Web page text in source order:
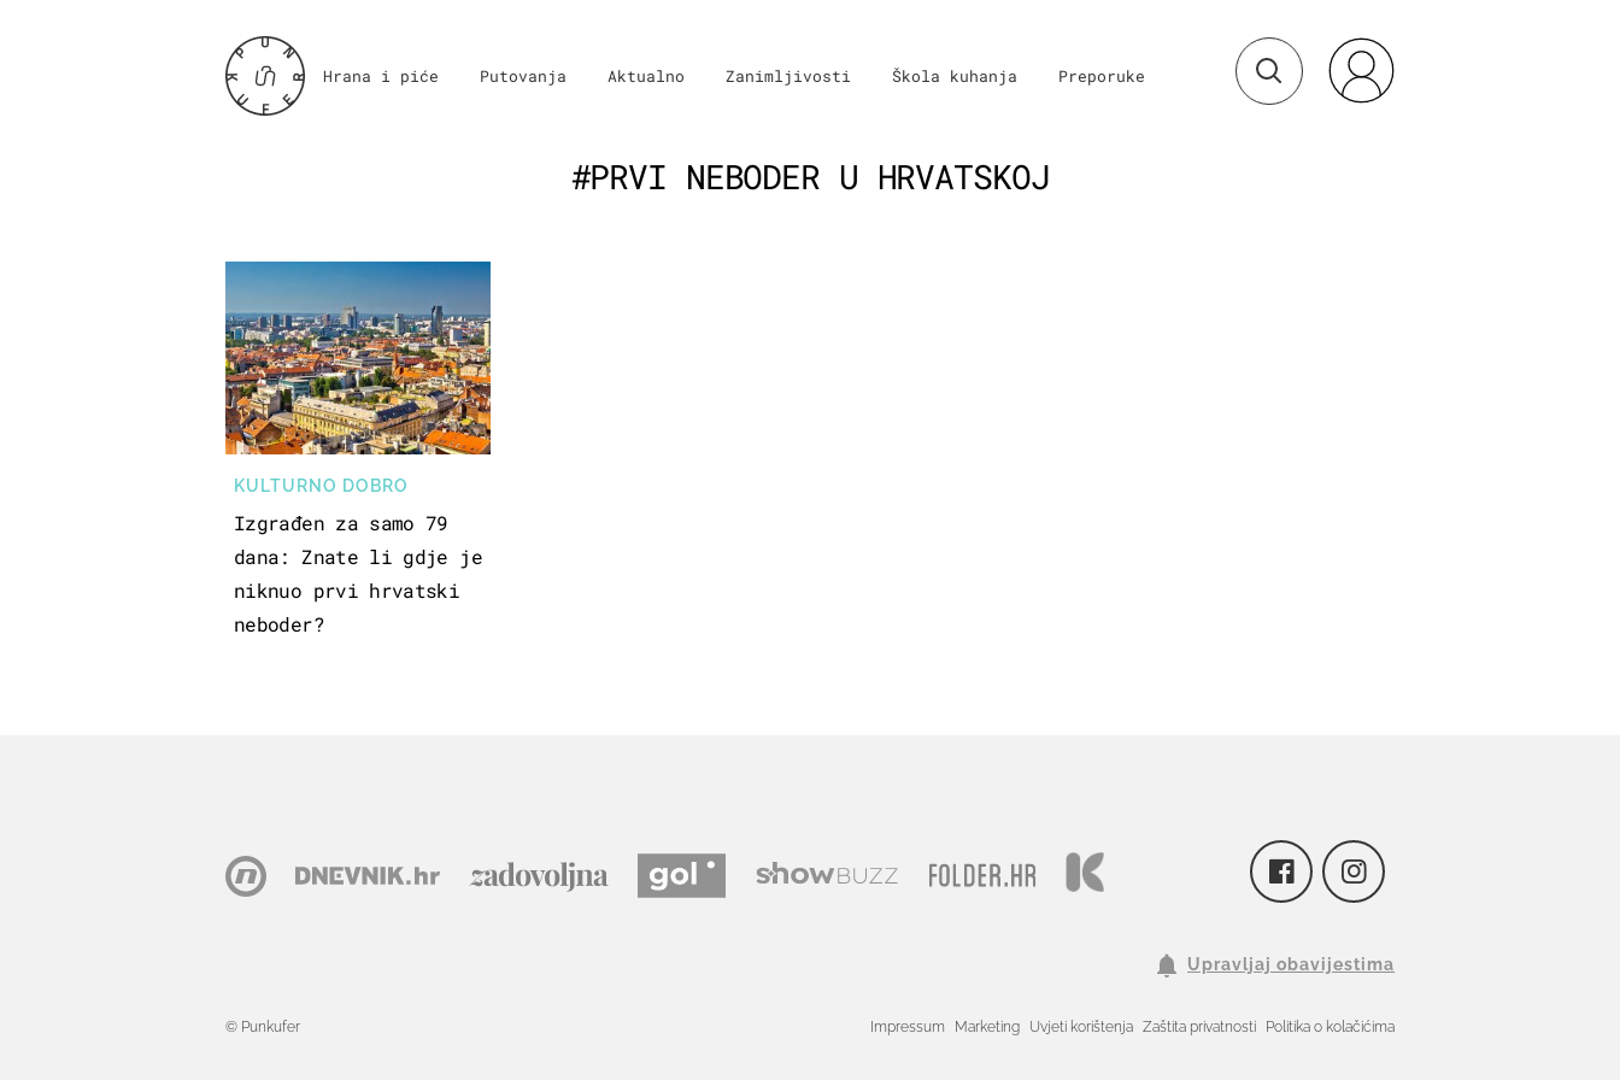
Hrana i piće Putovanja Aktualno Zanimljivosti Škola kuhanja Preporuke
#PRVI NEBODER U HRVATSKOJ
KULTURNO DOBRO
Izgrađen za samo 79
dana: Znate li gdje je
niknuo prvi hrvatski
neboder?
Upravljaj obavijestima
© Punkufer Impressum Marketing Uvjeti korištenja Zaštita privatnosti Politika o kolačićima